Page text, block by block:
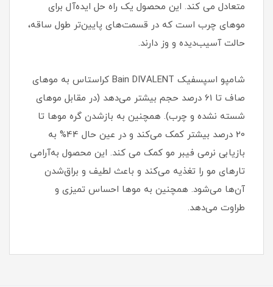
متعادل می کند. این محصول یک راه حل ایده‌آل برای
موهای چرب است که در قسمت‌های پایین‌تر طول ساقه،
حالت آسیب‌دیده و وز دارند.
شامپو اسپسفیک Bain DIVALENT کراستاس به موهای
صاف تا 61 درصد حجم بیشتر می‌دهد (در مقابل موهای
شسته نشده و چرب). همچنین به‌ بازشدن گره موها تا
20 درصد بیشتر کمک می‌کند و در عین حال 44% به
بازیابی نرمی فیبر مو کمک می کند. این محصول به‌آرامی
تارهای مو را تغذیه می‌کند و باعث لطیف و براق‌شدن
آن‌ها می‌شود. همچنین به موها احساس تمیزی و
طراوت می‌دهد.